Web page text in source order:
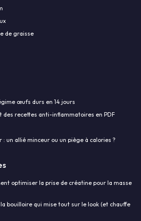
de graisse
œufs durs en 14 jours
recettes anti-inflammatoires en PDF
: un allié minceur ou un piège à calories ?
optimiser la prise de créatine pour la masse
la bouilloire qui mise tout sur le look (et chauffe